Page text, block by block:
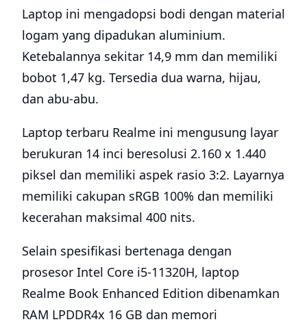
Laptop ini mengadopsi bodi dengan material
logam yang dipadukan aluminium.
Ketebalannya sekitar 14,9 mm dan memiliki
bobot 1,47 kg. Tersedia dua warna, hijau,
dan abu-abu.
Laptop terbaru Realme ini mengusung layar
berukuran 14 inci beresolusi 2.160 x 1.440
piksel dan memiliki aspek rasio 3:2. Layarnya
memiliki cakupan sRGB 100% dan memiliki
kecerahan maksimal 400 nits.
Selain spesifikasi bertenaga dengan
prosesor Intel Core i5-11320H, laptop
Realme Book Enhanced Edition dibenamkan
RAM LPDDR4x 16 GB dan memori